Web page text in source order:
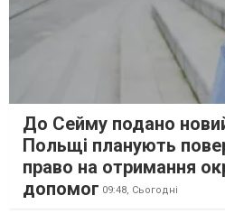
До Сейму подано
Польщі планують
право на отримання
допомог 09:48, Сьогодні